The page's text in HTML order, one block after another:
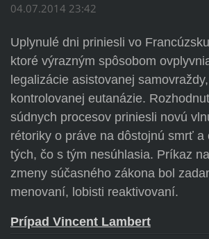
04.07.2014 23:42
Uplynulé dni priniesli vo
ktoré výrazným spôsobom
legalizácie asistovanej
kontrolovanej eutanázie.
súdnych procesov priniesli novú
rétoriky o práve na dôstojnú smrť a
tých, čo s tým nesúhlasia. Príkaz
zmeny súčasného zákona bol
menovaní, lobisti reaktivovaní.
Prípad Vincent Lambert